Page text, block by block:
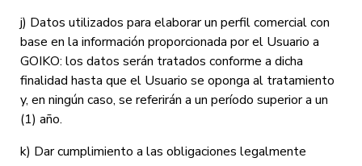
j) Datos utilizados para elaborar un perfil comercial con
base en la información proporcionada por el Usuario a
GOIKO: los datos serán tratados conforme a dicha
finalidad hasta que el Usuario se oponga al tratamiento
y, en ningún caso, se referirán a un período superior a un
(1) año.
k) Dar cumplimiento a las obligaciones legalmente